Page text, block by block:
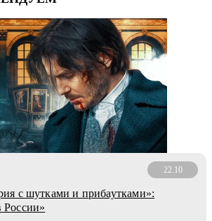
22.10
с шутками и прибаутками»:
России»